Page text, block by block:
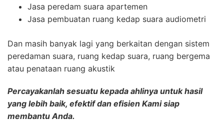
Jasa peredam suara apartemen
Jasa pembuatan ruang kedap suara audiometri
Dan masih banyak lagi yang berkaitan dengan sistem
peredaman suara, ruang kedap suara, ruang bergema
atau penataan ruang akustik
Percayakanlah sesuatu kepada ahlinya untuk hasil
yang lebih baik, efektif dan efisien Kami siap
membantu Anda.